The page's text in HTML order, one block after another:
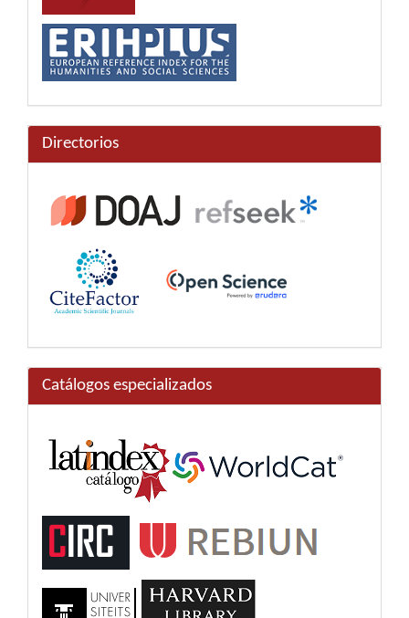
Directorios
Catálogos especializados